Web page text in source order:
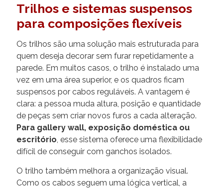
Trilhos e sistemas suspensos
para composições flexíveis
Os trilhos são uma solução mais estruturada para
quem deseja decorar sem furar repetidamente a
parede. Em muitos casos, o trilho é instalado uma
vez em uma área superior, e os quadros ficam
suspensos por cabos reguláveis. A vantagem é
clara: a pessoa muda altura, posição e quantidade
de peças sem criar novos furos a cada alteração.
Para gallery wall, exposição doméstica ou
escritório , esse sistema oferece uma flexibilidade
difícil de conseguir com ganchos isolados.
O trilho também melhora a organização visual.
Como os cabos seguem uma lógica vertical, a